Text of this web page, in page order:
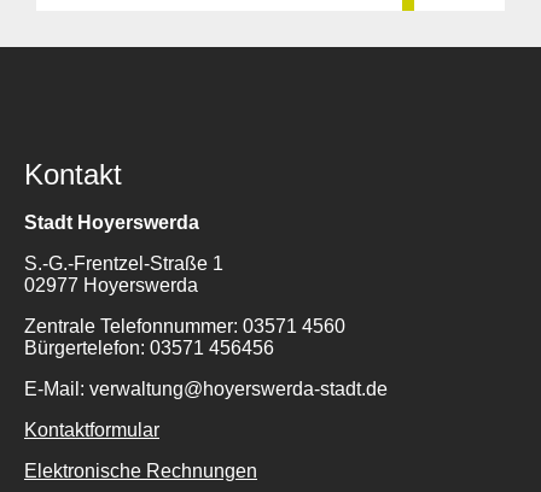
Suche
Kontakt
Stadt Hoyerswerda
S.-G.-Frentzel-Straße 1
02977 Hoyerswerda
Zentrale Telefonnummer: 03571 4560
Bürgertelefon: 03571 456456
E-Mail: verwaltung@hoyerswerda-stadt.de
Kontaktformular
Elektronische Rechnungen